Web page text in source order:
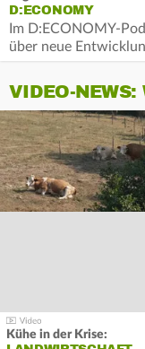
D:ECONOMY
Im D:ECONOMY-
über neue
VIDEO-NEWS:
Kühe in der Krise: